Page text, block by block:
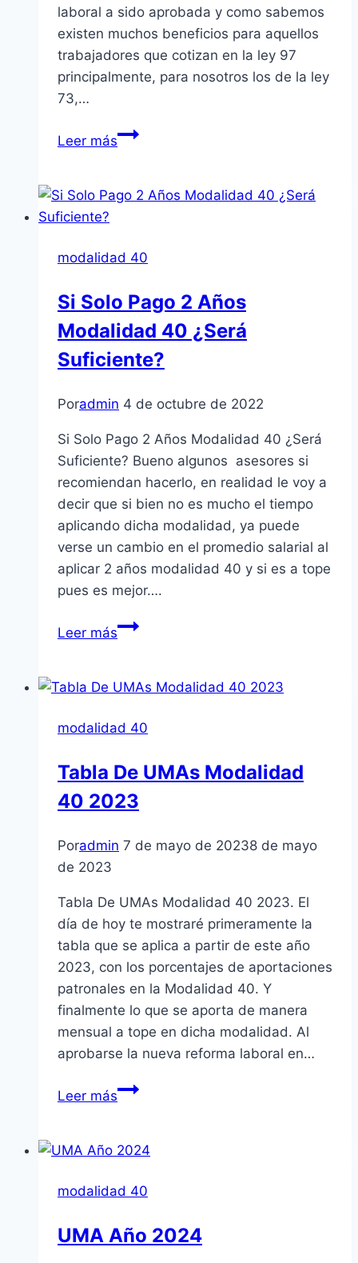
laboral a sido aprobada y como sabemos
existen muchos beneficios para aquellos
trabajadores que cotizan en la ley 97
principalmente, para nosotros los de la ley
73,…
Leer másPagarás
Próximo
40
modalidad 40
Si Solo Pago 2 Años
Modalidad 40 ¿Será
Suficiente?
Poradmin 4 de octubre de 2022
Si Solo Pago 2 Años Modalidad 40 ¿Será
Suficiente? Bueno algunos asesores si
recomiendan hacerlo, en realidad le voy a
decir que si bien no es mucho el tiempo
aplicando dicha modalidad, ya puede
verse un cambio en el promedio salarial al
aplicar 2 años modalidad 40 y si es a tope
pues es mejor….
Leer másPagarás
Próximo
Modalidad
modalidad 40
Tabla De UMAs Modalidad
40 2023
Poradmin 7 de mayo de 20238 de mayo
de 2023
Tabla De UMAs Modalidad 40 2023. El
día de hoy te mostraré primeramente la
tabla que se aplica a partir de este año
2023, con los porcentajes de aportaciones
patronales en la Modalidad 40. Y
finalmente lo que se aporta de manera
mensual a tope en dicha modalidad. Al
aprobarse la nueva reforma laboral en…
Leer másPagarás
Próximo
Modalidad
modalidad 40
UMA Año 2024